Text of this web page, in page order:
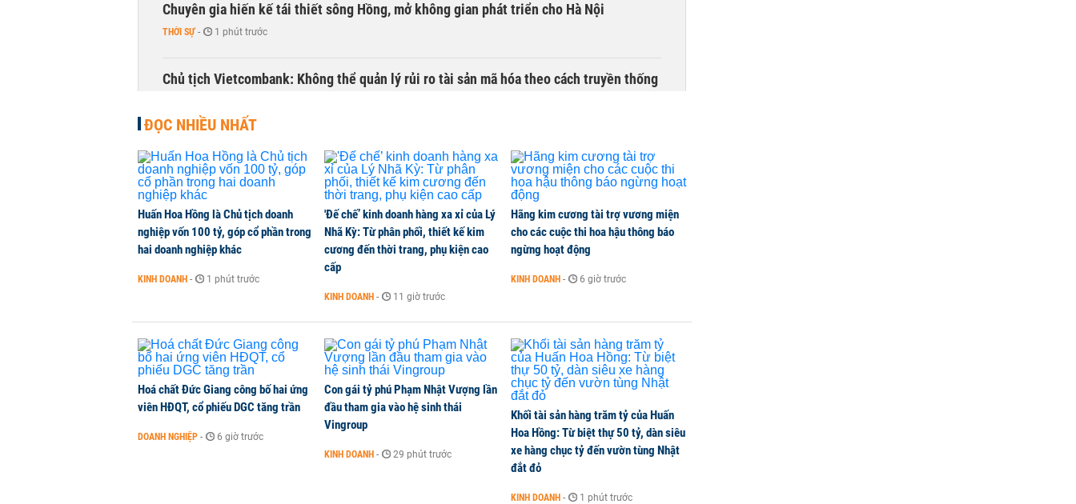
Chuyên gia hiến kế tái thiết sông Hồng, mở không gian phát triển cho Hà Nội
THỜI SỰ - 1 phút trước
Chủ tịch Vietcombank: Không thể quản lý rủi ro tài sản mã hóa theo cách truyền thống
ĐỌC NHIỀU NHẤT
Huấn Hoa Hồng là Chủ tịch doanh
nghiệp vốn 100 tỷ, góp cổ phần trong
hai doanh nghiệp khác
KINH DOANH - 1 phút trước
'Đế chế’ kinh doanh hàng xa xỉ của Lý
Nhã Kỳ: Từ phân phối, thiết kế kim
cương đến thời trang, phụ kiện cao
cấp
KINH DOANH - 11 giờ trước
Hãng kim cương tài trợ vương miện
cho các cuộc thi hoa hậu thông báo
ngừng hoạt động
KINH DOANH - 6 giờ trước
Hoá chất Đức Giang công bố hai ứng
viên HĐQT, cổ phiếu DGC tăng trần
DOANH NGHIỆP - 6 giờ trước
Con gái tỷ phú Phạm Nhật Vượng lần
đầu tham gia vào hệ sinh thái
Vingroup
KINH DOANH - 29 phút trước
Khối tài sản hàng trăm tỷ của Huấn
Hoa Hồng: Từ biệt thự 50 tỷ, dàn siêu
xe hàng chục tỷ đến vườn tùng Nhật
đắt đỏ
KINH DOANH - 1 phút trước